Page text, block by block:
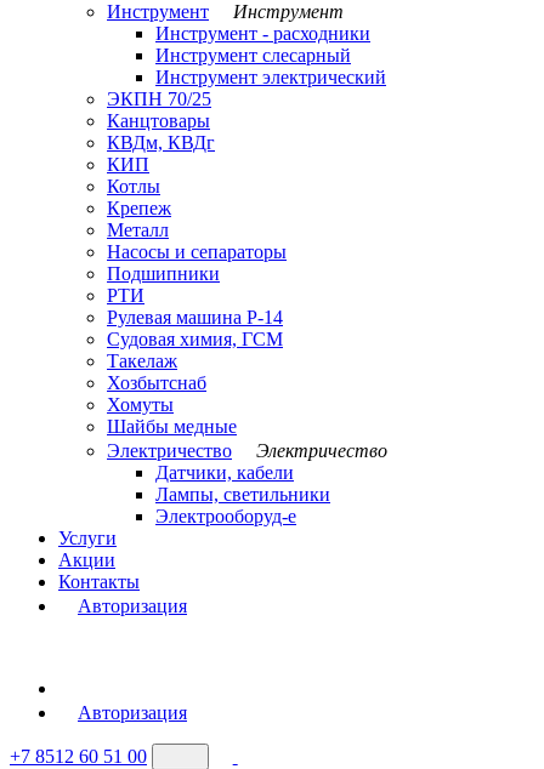
Инструмент
Инструмент
Инструмент - расходники
Инструмент слесарный
Инструмент электрический
ЭКПН 70/25
Канцтовары
КВДм, КВДг
КИП
Котлы
Крепеж
Металл
Насосы и сепараторы
Подшипники
РТИ
Рулевая машина Р-14
Судовая химия, ГСМ
Такелаж
Хозбытснаб
Хомуты
Шайбы медные
Электричество
Электричество
Датчики, кабели
Лампы, светильники
Электрооборуд-е
Услуги
Акции
Контакты
Авторизация
Авторизация
+7 8512 60 51 00